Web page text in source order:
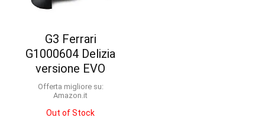
G3 Ferrari
G1000604 Delizia
versione EVO
Offerta migliore su:
Amazon.it
Out of Stock